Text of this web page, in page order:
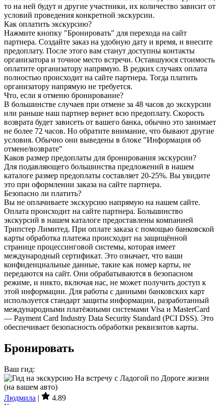
то на ней будут и другие участники, их количество зависит от
условий проведения конкретной экскурсии.
Как оплатить экскурсию?
Нажмите кнопку "Бронировать" для перехода на сайт
партнера. Создайте заказ на удобную дату и время, и внесите
предоплату. После этого вам станут доступны контакты
организатора и точное место встречи. Оставшуюся стоимость
оплатите организатору напрямую. В редких случаях оплата
полностью происходит на сайте партнера. Тогда платить
организатору напрямую не требуется.
Что, если я отменю бронирование?
В большинстве случаев при отмене за 48 часов до экскурсии
или раньше наш партнер вернет всю предоплату. Скорость
возврата будет зависеть от вашего банка, обычно это занимает
не более 72 часов. Но обратите внимание, что бывают другие
условия. Обычно они выведены в блоке "Информация об
отмене/возврате"
Каков размер предоплаты для бронирования экскурсии?
Для подавляющего большинства предложений в нашем
каталоге размер предоплаты составляет 20-25%. Вы увидите
это при оформлении заказа на сайте партнера.
Безопасно ли платить?
Вы не оплачиваете экскурсию напрямую на нашем сайте.
Оплата происходит на сайте партнера. Большинство
экскурсий в нашем каталоге предоставлены компанией
Трипстер Лимитед. При оплате заказа с помощью банковской
карты обработка платежа происходит на защищённой
странице процессинговой системы, которая имеет
международный сертификат. Это означает, что ваши
конфиденциальные данные, такие как номер карты, не
передаются на сайт. Они обрабатываются в безопасном
режиме, и никто, включая нас, не может получить доступ к
этой информации. Для работы с данными банковских карт
используется стандарт защиты информации, разработанный
международными платёжными системами Visa и MasterCard
— Payment Card Industry Data Security Standard (PCI DSS). Это
обеспечивает безопасность обработки реквизитов карты.
Бронировать
Ваш гид:
Людмила |
4.89